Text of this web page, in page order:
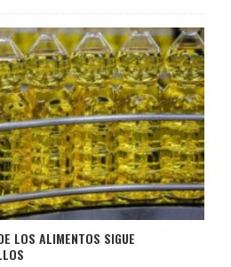
LOS ALIMENTOS SIGUE